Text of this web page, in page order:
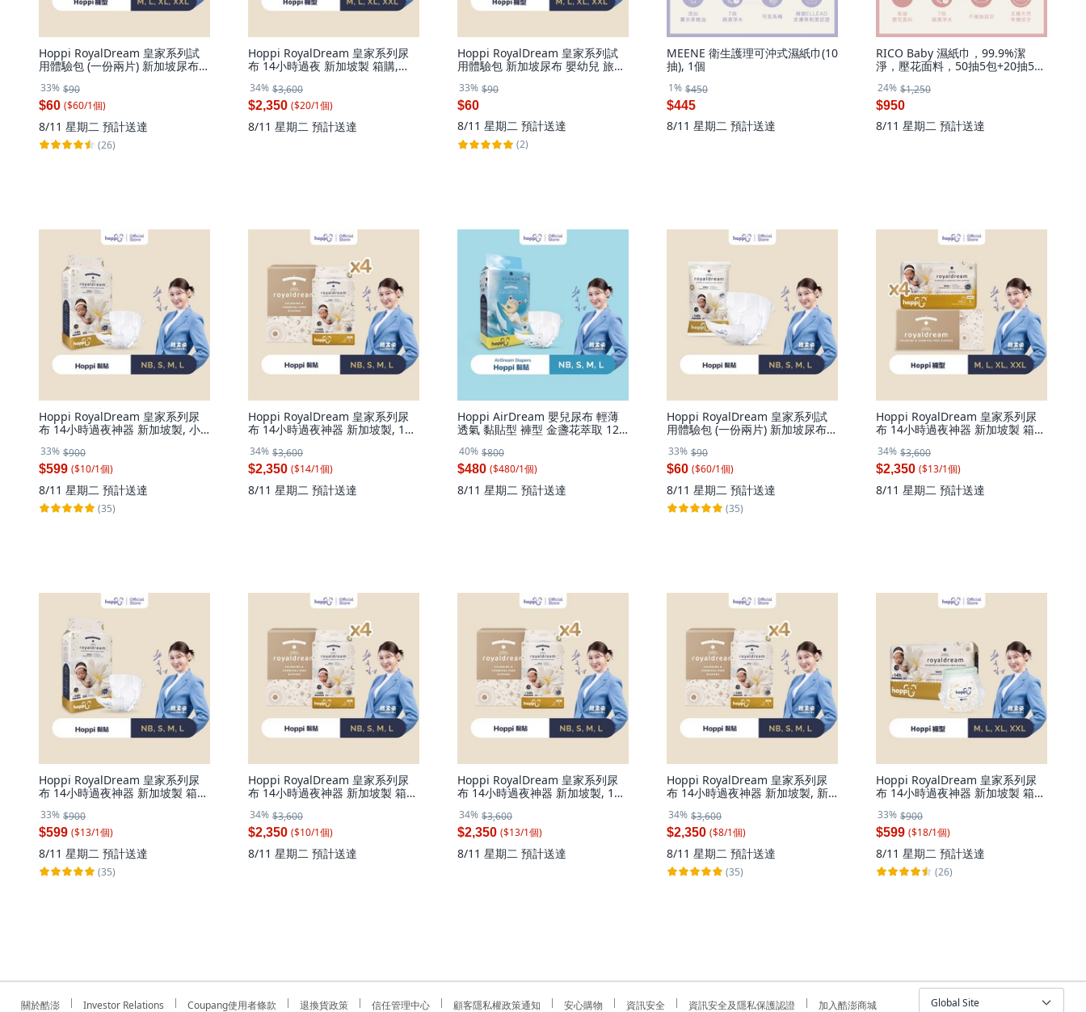
Hoppi RoyalDream 皇家系列試
用體驗包 (一份兩片) 新加坡尿布
33% $90
$60 ($60/1個)
8/11 星期二 預計送達
(26)
Hoppi RoyalDream 皇家系列尿
布 14小時過夜 新加坡製 箱購,
碼 (2XL)
34% $3,600
$2,350 ($20/1個)
8/11 星期二 預計送達
Hoppi RoyalDream 皇家系列試
用體驗包 新加坡尿布 嬰幼兒 旅行
33% $90
$60
8/11 星期二 預計送達
(2)
MEENE 衛生護理可沖式濕紙巾(10
抽), 1個
1% $450
$445
8/11 星期二 預計送達
RICO Baby 濕紙巾，99.9%潔
淨，壓花面料，50抽5包+20抽5包
24% $1,250
$950
8/11 星期二 預計送達
Hoppi RoyalDream 皇家系列尿
布 14小時過夜神器 新加坡製, 小
33% $900
$599 ($10/1個)
8/11 星期二 預計送達
(35)
Hoppi RoyalDream 皇家系列尿
布 14小時過夜神器 新加坡製, 160
34% $3,600
$2,350 ($14/1個)
8/11 星期二 預計送達
Hoppi AirDream 嬰兒尿布 輕薄
透氣 黏貼型 褲型 金盞花萃取 12
袋
40% $800
$480 ($480/1個)
8/11 星期二 預計送達
Hoppi RoyalDream 皇家系列試
用體驗包 (一份兩片) 新加坡尿布
33% $90
$60 ($60/1個)
8/11 星期二 預計送達
(35)
Hoppi RoyalDream 皇家系列尿
布 14小時過夜神器 新加坡製 箱
碼 (M)
34% $3,600
$2,350 ($13/1個)
8/11 星期二 預計送達
Hoppi RoyalDream 皇家系列尿
布 14小時過夜神器 新加坡製 箱
33% $900
$599 ($13/1個)
8/11 星期二 預計送達
(35)
Hoppi RoyalDream 皇家系列尿
布 14小時過夜神器 新加坡製 箱
小碼 (S)
34% $3,600
$2,350 ($10/1個)
8/11 星期二 預計送達
Hoppi RoyalDream 皇家系列尿
布 14小時過夜神器 新加坡製, 176
(M)
34% $3,600
$2,350 ($13/1個)
8/11 星期二 預計送達
Hoppi RoyalDream 皇家系列尿
布 14小時過夜神器 新加坡製, 新
34% $3,600
$2,350 ($8/1個)
8/11 星期二 預計送達
(35)
Hoppi RoyalDream 皇家系列尿
布 14小時過夜神器 新加坡製 箱
33% $900
$599 ($18/1個)
8/11 星期二 預計送達
(26)
關於酷澎 Investor Relations Coupang使用者條款 退換貨政策 信任管理中心 顧客隱私權政策通知 安心購物 資訊安全 資訊安全及隱私保護認證 加入酷澎商城 Global Site